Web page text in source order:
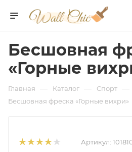
Бесшовная
«Горные
Главная — Каталог — Спорт —
Бесшовная фреска «Горные вихри»
Артикул: